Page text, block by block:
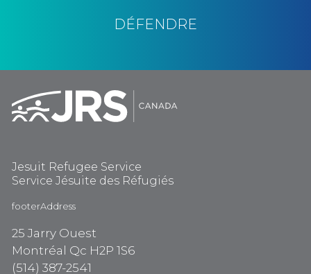
DÉFENDRE
Jesuit Refugee Service
Service Jésuite des Réfugiés
footerAddress
25 Jarry Ouest
Montréal Qc H2P 1S6
(514) 387-2541